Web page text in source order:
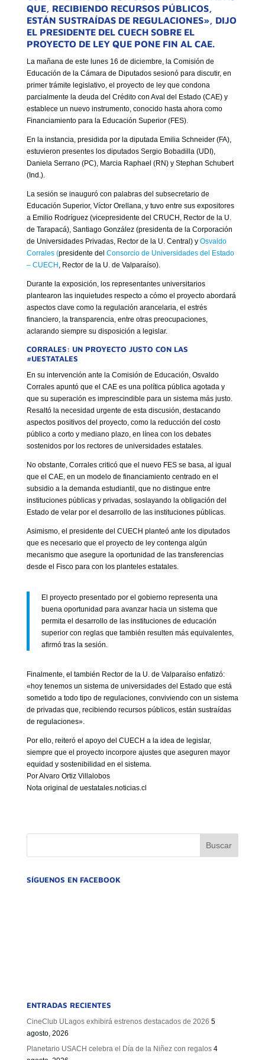
GOBIERNO CORPORATIVO
NUESTRO EQUIPO
QUE, RECIBIENDO RECURSOS PÚBLICOS,
ESTÁN SUSTRAÍDAS DE REGULACIONES», DIJO
EL PRESIDENTE DEL CUECH SOBRE EL
PROYECTO DE LEY QUE PONE FIN AL CAE.
La mañana de este lunes 16 de diciembre, la Comisión de
Educación de la Cámara de Diputados sesionó para discutir, en
primer trámite legislativo, el proyecto de ley que condona
parcialmente la deuda del Crédito con Aval del Estado (CAE) y
establece un nuevo instrumento, conocido hasta ahora como
Financiamiento para la Educación Superior (FES).
En la instancia, presidida por la diputada Emilia Schneider (FA),
estuvieron presentes los diputados Sergio Bobadilla (UDI),
Daniela Serrano (PC), Marcia Raphael (RN) y Stephan Schubert
(Ind.).
La sesión se inauguró con palabras del subsecretario de
Educación Superior, Víctor Orellana, y tuvo entre sus expositores
a Emilio Rodríguez (vicepresidente del CRUCH, Rector de la U.
de Tarapacá), Santiago González (presidenta de la Corporación
de Universidades Privadas, Rector de la U. Central) y Osvaldo
Corrales (presidente del Consorcio de Universidades del Estado
– CUECH , Rector de la U. de Valparaíso).
Durante la exposición, los representantes universitarios
plantearon las inquietudes respecto a cómo el proyecto abordará
aspectos clave como la regulación arancelaria, el estrés
financiero, la transparencia, entre otras preocupaciones,
aclarando siempre su disposición a legislar.
CORRALES: UN PROYECTO JUSTO CON LAS
#UESTATALES
En su intervención ante la Comisión de Educación, Osvaldo
Corrales apuntó que el CAE es una política pública agotada y
que su superación es imprescindible para un sistema más justo.
Resaltó la necesidad urgente de esta discusión, destacando
aspectos positivos del proyecto, como la reducción del costo
público a corto y mediano plazo, en línea con los debates
sostenidos por los rectores de universidades estatales.
No obstante, Corrales criticó que el nuevo FES se basa, al igual
que el CAE, en un modelo de financiamiento centrado en el
subsidio a la demanda estudiantil, que no distingue entre
instituciones públicas y privadas, soslayando la obligación del
Estado de velar por el desarrollo de las instituciones públicas.
Asimismo, el presidente del CUECH planteó ante los diputados
que es necesario que el proyecto de ley contenga algún
mecanismo que asegure la oportunidad de las transferencias
desde el Fisco para con los planteles estatales.
El proyecto presentado por el gobierno representa una
buena oportunidad para avanzar hacia un sistema que
permita el desarrollo de las instituciones de educación
superior con reglas que también resulten más equivalentes,
afirmó tras la sesión.
Finalmente, el también Rector de la U. de Valparaíso enfatizó:
«hoy tenemos un sistema de universidades del Estado que está
sometido a todo tipo de regulaciones, conviviendo con un sistema
de privadas que, recibiendo recursos públicos, están sustraídas
de regulaciones».
Por ello, reiteró el apoyo del CUECH a la idea de legislar,
siempre que el proyecto incorpore ajustes que aseguren mayor
equidad y sostenibilidad en el sistema.
Por Alvaro Ortiz Villalobos
Nota original de uestatales.noticias.cl
SÍGUENOS EN FACEBOOK
ENTRADAS RECIENTES
CineClub ULagos exhibirá estrenos destacados de 2026 5
agosto, 2026
Planetario USACH celebra el Día de la Niñez con regalos 4